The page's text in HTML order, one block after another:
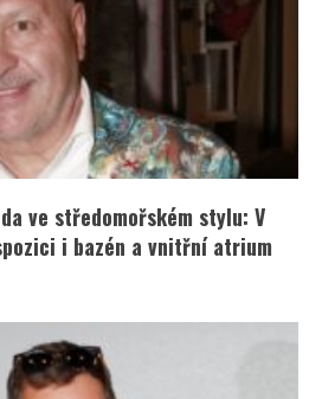
ve středomořském stylu: V
i bazén a vnitřní atrium